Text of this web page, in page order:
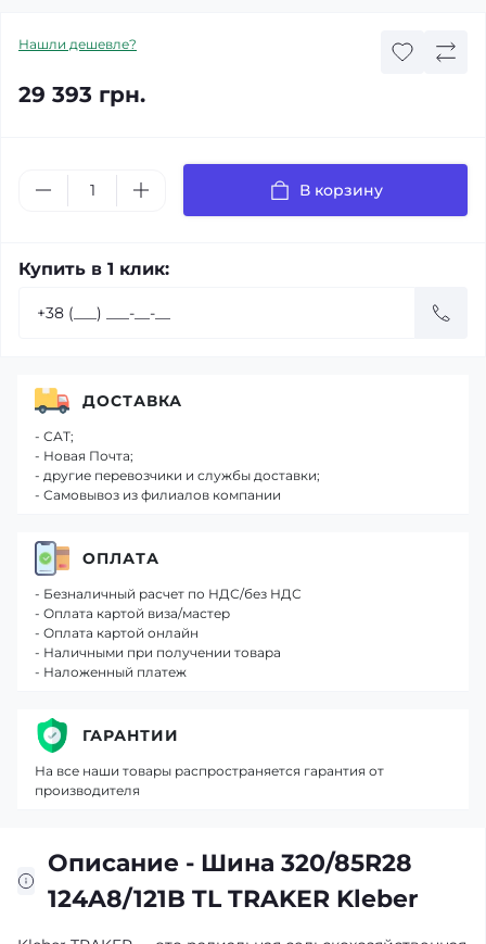
Нашли дешевле?
29 393 грн.
В корзину
Купить в 1 клик:
Описание - Шина 320/85R28
124A8/121B TL TRAKER Kleber
ДОСТАВКА
- САТ;
- Новая Почта;
- другие перевозчики и службы доставки;
- Самовывоз из филиалов компании
ОПЛАТА
- Безналичный расчет по НДС/без НДС
- Оплата картой виза/мастер
- Оплата картой онлайн
- Наличными при получении товара
- Наложенный платеж
ГАРАНТИИ
На все наши товары распространяется гарантия от
производителя